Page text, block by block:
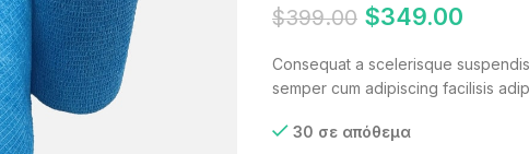
$399.00 Original
was:
$399.00.
$349.00
τιμή
είναι:
Consequat a scelerisque
semper cum adipiscing facilisis
30 σε απόθεμα